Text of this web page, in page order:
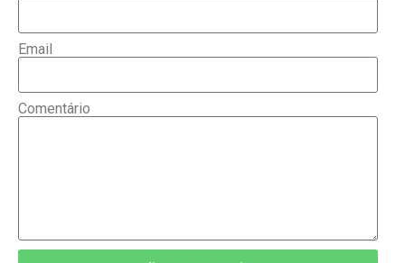
Email
Comentário